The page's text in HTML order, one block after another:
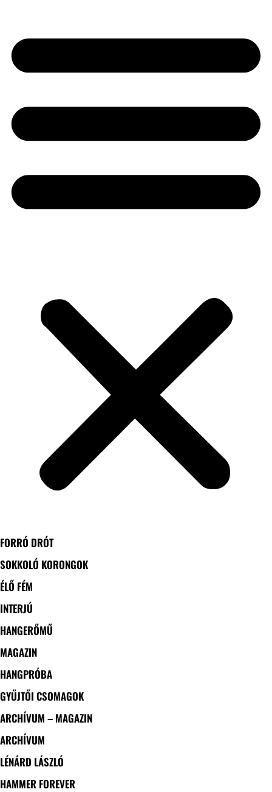
FORRÓ DRÓT
SOKKOLÓ KORONGOK
ÉLŐ FÉM
INTERJÚ
HANGERŐMŰ
MAGAZIN
HANGPRÓBA
GYŰJTŐI CSOMAGOK
ARCHÍVUM – MAGAZIN
ARCHÍVUM
LÉNÁRD LÁSZLÓ
HAMMER FOREVER